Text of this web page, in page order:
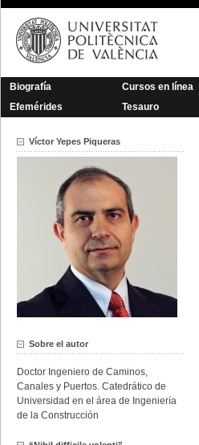
Saltar
contenido
Biografía Cursos en línea
Efemérides
Tesauro
Víctor Yepes Piqueras
Sobre el autor
Doctor Ingeniero de Caminos,
Canales y Puertos. Catedrático de
Universidad en el área de Ingeniería
de la Construcción